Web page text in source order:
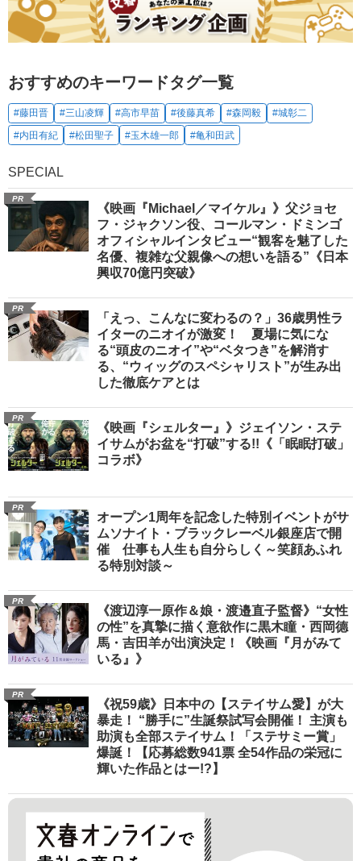
おすすめのキーワードタグ一覧
#藤田晋 #三山凌輝 #高市早苗 #後藤真希 #森岡毅
#城彰二
#内田有紀
#松田聖子 #玉木雄一郎 #亀和田武
SPECIAL
PR
《映画『Michael／マイケル』》父ジョセ
フ・ジャクソン役、コールマン・ドミンゴ
オフィシャルインタビュー“観客を魅了した
名優、複雑な父親像への想いを語る”《日本
興収70億円突破》
PR
「えっ、こんなに変わるの？」36歳男性ラ
イターのニオイが激変！ 夏場に気にな
る“頭皮のニオイ”や“ベタつき”を解消す
る、“ウィッグのスペシャリスト”が生み出
した徹底ケアとは
PR
《映画『シェルター』》ジェイソン・ステ
イサムがお盆を“打破”する!!《「眠眠打破」
コラボ》
PR
オープン1周年を記念した特別イベントがサ
ムソナイト・ブラックレーベル銀座店で開
催 仕事も人生も自分らしく～笑顔あふれ
る特別対談～
PR
《渡辺淳一原作＆娘・渡邉直子監督》“女性
の性”を真摯に描く意欲作に黒木瞳・西岡德
馬・吉田羊が出演決定！《映画『月がみて
いる』》
PR
《祝59歳》日本中の【ステイサム愛】が大
暴走！ “勝手に”生誕祭試写会開催！ 主演も
助演も全部ステイサム！「ステサミー賞」
爆誕！【応募総数941票 全54作品の栄冠に
輝いた作品とはー!?】